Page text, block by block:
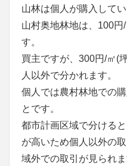
山林は個人が購入してい
山村奥地林地は、100円
す。
買主ですが、300円/㎡(
人以外で分かれます。
個人では農村林地での
とです。
都市計画区域で分ける
が高いため個人以外の
域外での取引が見られま